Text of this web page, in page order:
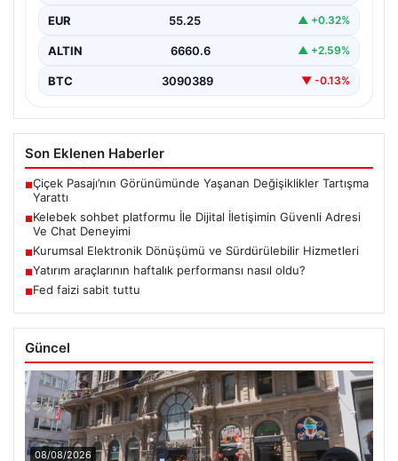
birçok…
EUR 55.25 ▲ +0.32%
ALTIN 6660.6 ▲ +2.59%
BTC 3090389 ▼ -0.13%
Son Eklenen Haberler
■Çiçek Pasajı’nın Görünümünde Yaşanan Değişiklikler Tartışma
Yarattı
■Kelebek sohbet platformu İle Dijital İletişimin Güvenli Adresi
Ve Chat Deneyimi
■Kurumsal Elektronik Dönüşümü ve Sürdürülebilir Hizmetleri
■Yatırım araçlarının haftalık performansı nasıl oldu?
■Fed faizi sabit tuttu
Güncel
08/08/2026